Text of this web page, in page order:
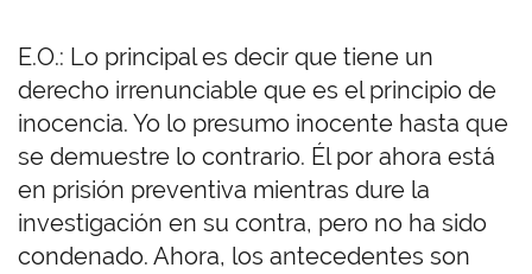
E.O.: Lo principal es decir que tiene un
derecho irrenunciable que es el principio de
inocencia. Yo lo presumo inocente hasta que
se demuestre lo contrario. Él por ahora está
en prisión preventiva mientras dure la
investigación en su contra, pero no ha sido
condenado. Ahora, los antecedentes son